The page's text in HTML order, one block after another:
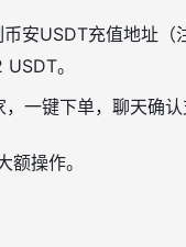
安USDT充值地址（
。
一键下单，聊天确认
操作。